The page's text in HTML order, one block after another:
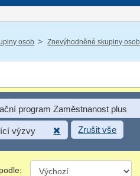
osob / Znevýhodněné skupiny
program Zaměstnanost plus
výzvy Zrušit vše